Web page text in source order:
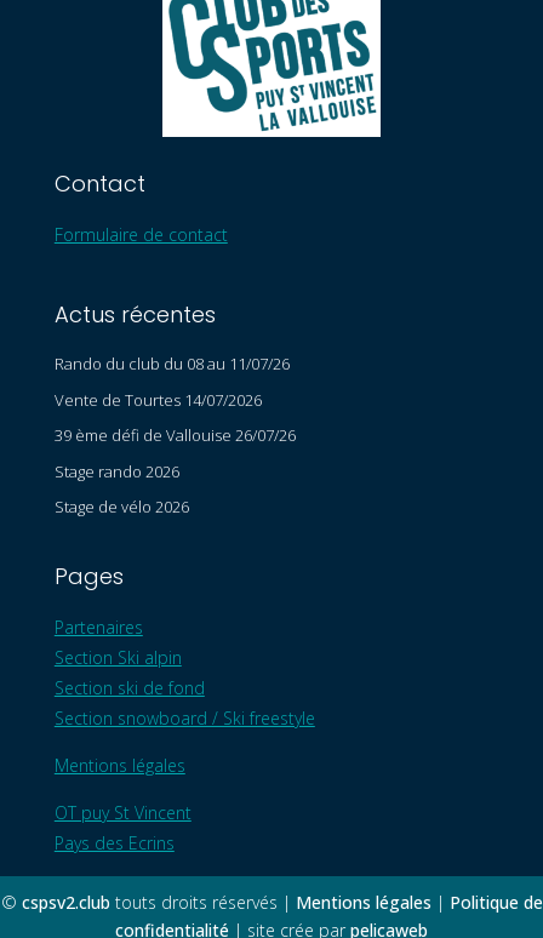
Contact
Formulaire de contact
Actus récentes
Rando du club du 08 au 11/07/26
Vente de Tourtes 14/07/2026
39 ème défi de Vallouise 26/07/26
Stage rando 2026
Stage de vélo 2026
Pages
Partenaires
Section Ski alpin
Section ski de fond
Section snowboard / Ski freestyle
Mentions légales
OT puy St Vincent
Pays des Ecrins
© cspsv2.club touts droits réservés | Mentions légales | Politique de
confidentialité | site crée parpelicaweb